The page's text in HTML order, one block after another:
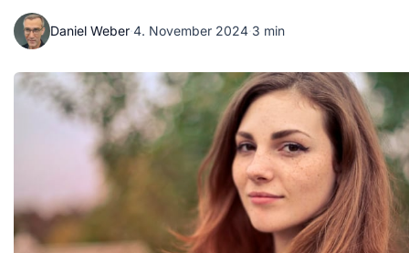
Daniel Weber·4. November 2024·3 min